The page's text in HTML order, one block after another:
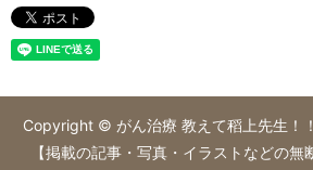
Copyright © がん治療 教えて稻上先生！
【掲載の記事・写真・イラストなどの無